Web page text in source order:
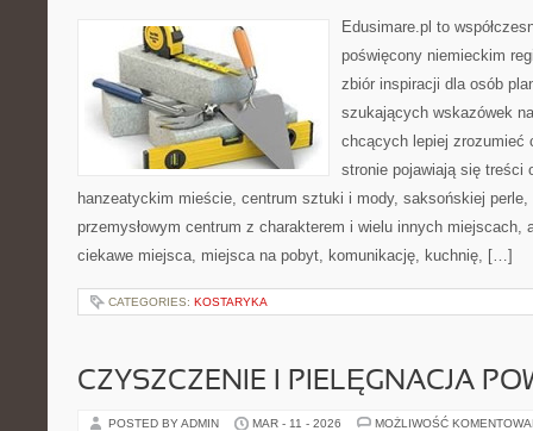
Edusimare.pl to
poświęcony niemieckim
zbiór inspiracji dla osób
szukających wskazówek
chcących lepiej zrozumieć
stronie pojawiają się treści
hanzeatyckim mieście, centrum sztuki i mody, saksońskiej
przemysłowym centrum z charakterem i wielu innych miejscach,
ciekawe miejsca, miejsca na pobyt, komunikację, kuchnię, […]
CATEGORIES: KOSTARYKA
CZYSZCZENIE I PIELĘGNACJA
POSTED BY ADMIN MAR - 11 - 2026 MOŻLIWOŚĆ